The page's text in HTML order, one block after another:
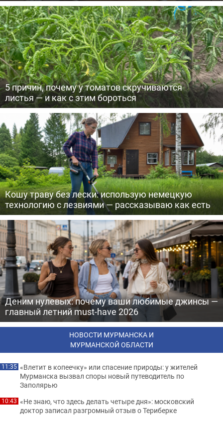
5 причин, почему у томатов скручиваются
листья — и как с этим бороться
Кошу траву без лески: использую немецкую
технологию с лезвиями — рассказываю как есть
Деним нулевых: почему ваши любимые джинсы —
главный летний must-have 2026
НОВОСТИ МУРМАНСКА И
МУРМАНСКОЙ ОБЛАСТИ
11:35 «Влетит в копеечку» или спасение природы: у жителей
Мурманска вызвал споры новый путеводитель по
Заполярью
10:43 «Не знаю, что здесь делать четыре дня»: московский
доктор записал разгромный отзыв о Териберке